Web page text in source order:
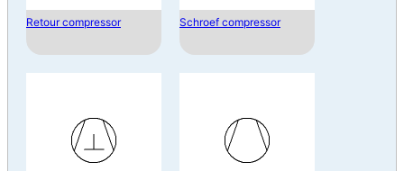
Retour compressor Schroef compressor